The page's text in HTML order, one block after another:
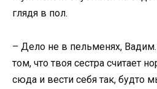
глядя в пол.
– Дело не в пельменях,
том, что твоя сестра считает
сюда и вести себя так, будто